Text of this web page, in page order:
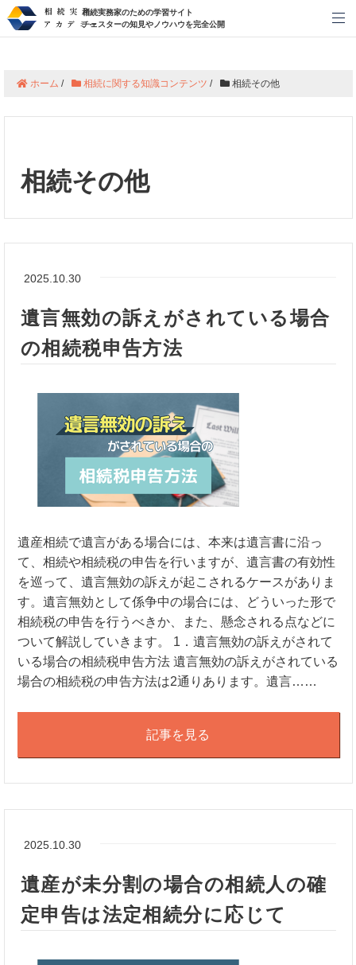
相続実務家のための学習サイト
チェスターの知見やノウハウを完全公開
メ
ホーム / 相続に関する知識コンテンツ / 相続その他
相続その他
2025.10.30
遺言無効の訴えがされている場合
の相続税申告方法
遺産相続で遺言がある場合には、本来は遺言書に沿っ
て、相続や相続税の申告を行いますが、遺言書の有効性
を巡って、遺言無効の訴えが起こされるケースがありま
す。遺言無効として係争中の場合には、どういった形で
相続税の申告を行うべきか、また、懸念される点などに
ついて解説していきます。 1．遺言無効の訴えがされて
いる場合の相続税申告方法 遺言無効の訴えがされている
場合の相続税の申告方法は2通りあります。遺言……
記事を見る
2025.10.30
遺産が未分割の場合の相続人の確
定申告は法定相続分に応じて